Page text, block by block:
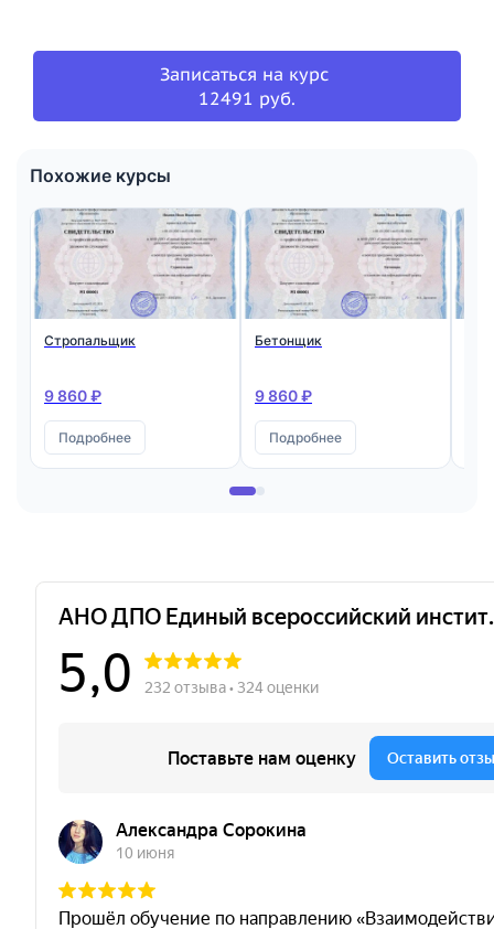
Записаться на курс
12491 руб.
Похожие курсы
Стропальщик
9 860 ₽
Подробнее
Бетонщик
9 860 ₽
Подробнее